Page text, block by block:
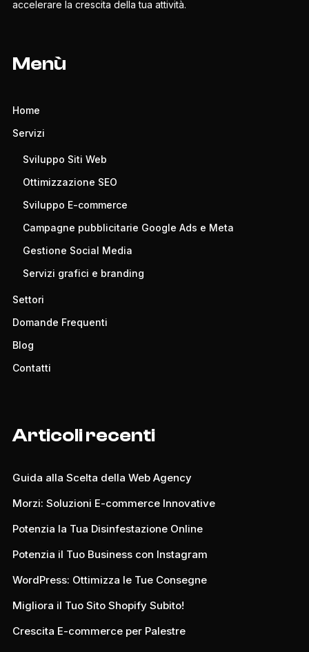
accelerare la crescita della tua attività.
Menù
Home
Servizi
Sviluppo Siti Web
Ottimizzazione SEO
Sviluppo E-commerce
Campagne pubblicitarie Google Ads e Meta
Gestione Social Media
Servizi grafici e branding
Settori
Domande Frequenti
Blog
Contatti
Articoli recenti
Guida alla Scelta della Web Agency
Morzi: Soluzioni E-commerce Innovative
Potenzia la Tua Disinfestazione Online
Potenzia il Tuo Business con Instagram
WordPress: Ottimizza le Tue Consegne
Migliora il Tuo Sito Shopify Subito!
Crescita E-commerce per Palestre